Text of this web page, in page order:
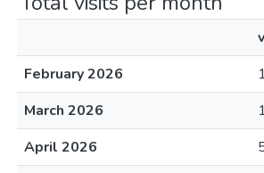
February 2026
March 2026
April 2026